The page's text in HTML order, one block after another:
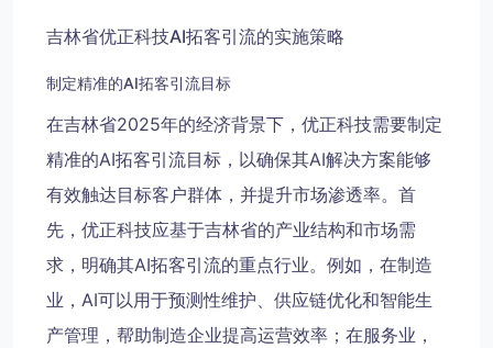
吉林省优正科技AI拓客引流的实施策略
制定精准的AI拓客引流目标
在吉林省2025年的经济背景下，优正科技需要制定
精准的AI拓客引流目标，以确保其AI解决方案能够
有效触达目标客户群体，并提升市场渗透率。首
先，优正科技应基于吉林省的产业结构和市场需
求，明确其AI拓客引流的重点行业。例如，在制造
业，AI可以用于预测性维护、供应链优化和智能生
产管理，帮助制造企业提高运营效率；在服务业，